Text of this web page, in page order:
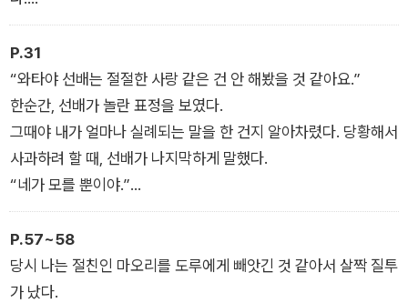
단지 여학생 A가 주인공을 사랑하게 된 것이다.
P.31
“와타야 선배는 절절한 사랑 같은 건 안 해봤을 것 같아요.”
한순간, 선배가 놀란 표정을 보였다.
그때야 내가 얼마나 실례되는 말을 한 건지 알아차렸다. 당황해서
사과하려 할 때, 선배가 나지막하게 말했다.
“네가 모를 뿐이야.”
“네?”
와타야 선배가 다시 미소를 지었다. 무척, 슬퍼 보였다.
P.57~58
당시 나는 절친인 마오리를 도루에게 빼앗긴 것 같아서 살짝 질투
가 났다.